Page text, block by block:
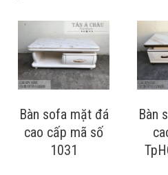
Bàn sofa mặt đá
cao cấp mã số
1031
Bàn